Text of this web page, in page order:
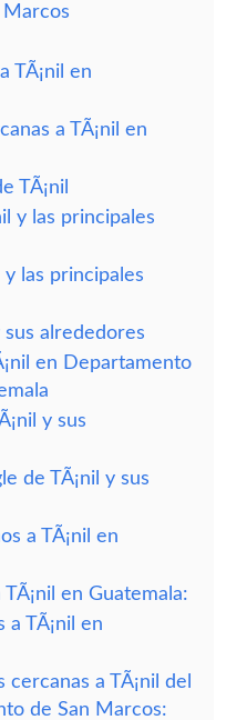
Marcos
TÃ¡nil en
a TÃ¡nil en
TÃ¡nil
y las principales
y las principales
sus alrededores
en Departamento
y sus
de TÃ¡nil y sus
a TÃ¡nil en
en Guatemala:
a TÃ¡nil en
a TÃ¡nil del
de San Marcos: